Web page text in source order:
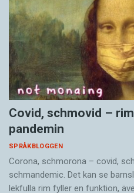
Covid, schmovid –
pandemin
SPRÅKBLOGGEN
Corona, schmorona – covid,
schmandemic. Det kan se
lekfulla rim fyller en funktion,